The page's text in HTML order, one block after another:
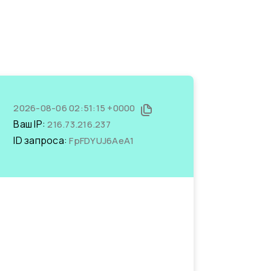
2026-08-06 02:51:15 +0000
Ваш IP:216.73.216.237
ID запроса:FpFDYUJ6AeA1